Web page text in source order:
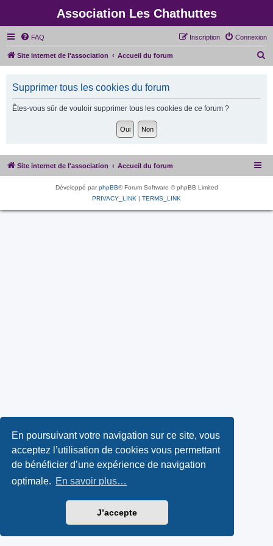
En poursuivant votre navigation sur ce site, vous
acceptez l’utilisation de cookies vous permettant
de bénéficier d’une expérience de navigation
optimale. En savoir plus…
J’accepte
Association Les Chathuttes
FAQ Connexion
Inscription
Site internet de l'association Accueil du forum
h
Supprimer tous les cookies du forum
Êtes-vous sûr de vouloir supprimer tous les cookies de ce forum ?
Site internet de l'association Accueil du forum
Développé parphpBB® Forum Software © phpBB Limited
PRIVACY_LINK | TERMS_LINK